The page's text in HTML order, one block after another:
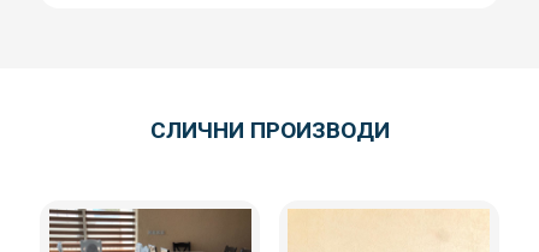
СЛИЧНИ ПРОИЗВОДИ